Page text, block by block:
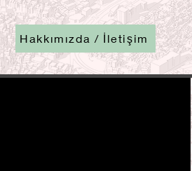
Hakkımızda / İletişim